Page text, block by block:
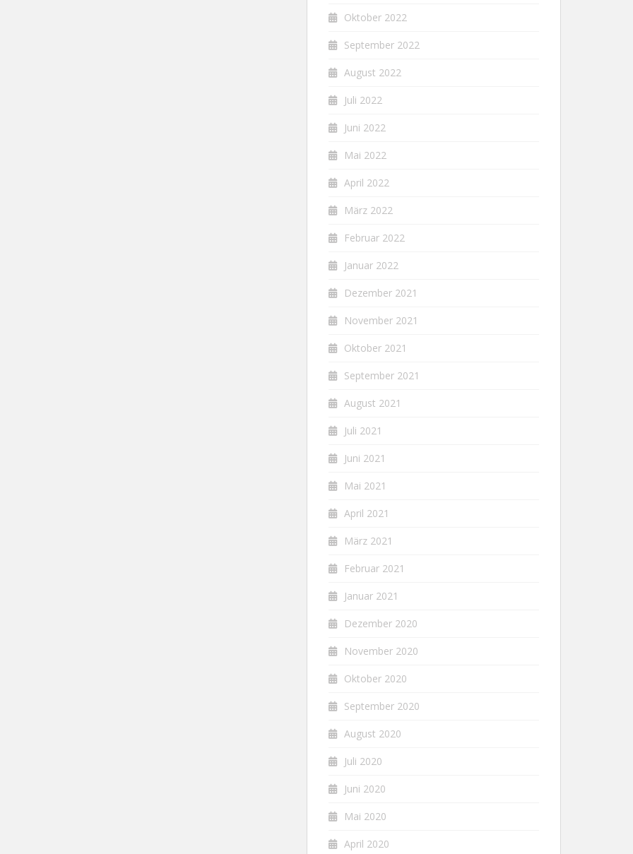
Oktober 2022
September 2022
August 2022
Juli 2022
Juni 2022
Mai 2022
April 2022
März 2022
Februar 2022
Januar 2022
Dezember 2021
November 2021
Oktober 2021
September 2021
August 2021
Juli 2021
Juni 2021
Mai 2021
April 2021
März 2021
Februar 2021
Januar 2021
Dezember 2020
November 2020
Oktober 2020
September 2020
August 2020
Juli 2020
Juni 2020
Mai 2020
April 2020